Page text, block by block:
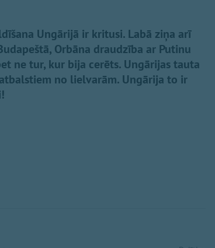
Ungārijā ir kritusi. Labā ziņa arī
Orbāna draudzība ar Putinu
ne tur, kur bija cerēts. Ungārijas tauta
no lielvarām. Ungārija to ir